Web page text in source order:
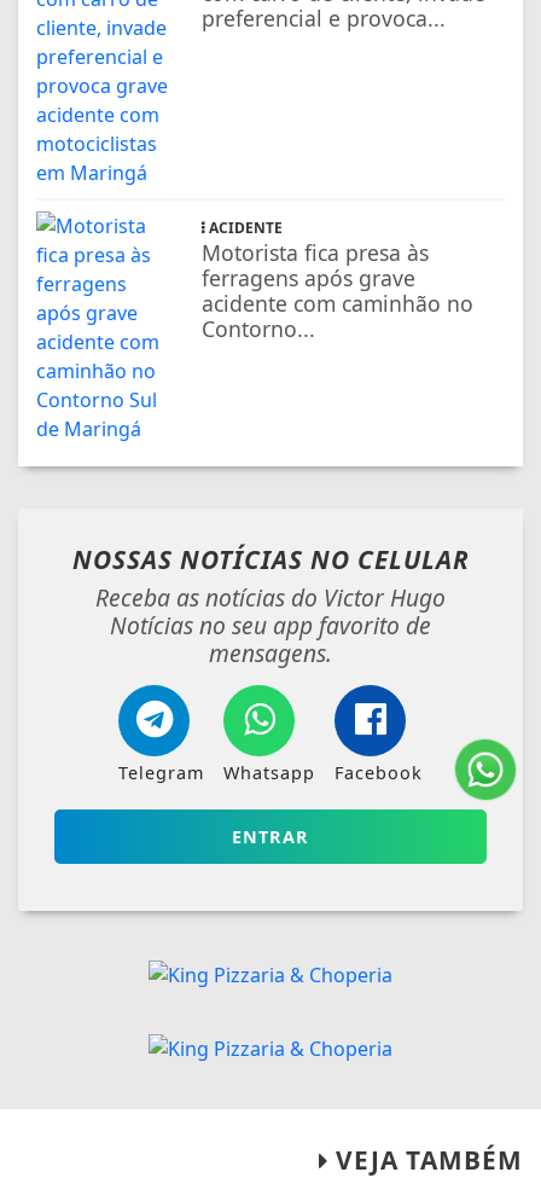
preferencial e provoca...
ACIDENTE
Motorista fica presa às
ferragens após grave
acidente com caminhão no
Contorno...
NOSSAS NOTÍCIAS NO CELULAR
Receba as notícias do Victor Hugo
Notícias no seu app favorito de
mensagens.
Telegram Whatsapp Facebook
ENTRAR
VEJA TAMBÉM